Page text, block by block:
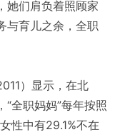
她们肩负着照顾家
与育儿之余，全职
）显示，在北
全职妈妈”每年按照
性中有29.1%不在